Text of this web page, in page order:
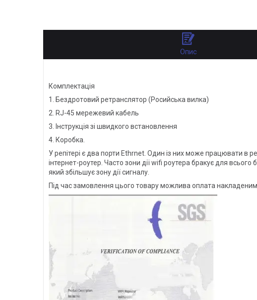
Опис
Комплектація
1. Бездротовий ретранслятор (Росийська вилка)
2. RJ-45 мережевий кабель
3. Інструкція зі швидкого встановлення
4. Коробка.
У репітері є два порти Ethrnet. Один із них може працювати в
інтернет-роутер. Часто зони дії wifi роутера бракує для
який збільшує зону дії сигналу.
Під час замовлення цього товару можлива оплата